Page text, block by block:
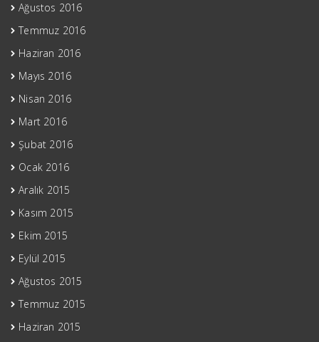
Ağustos 2016
Temmuz 2016
Haziran 2016
Mayıs 2016
Nisan 2016
Mart 2016
Şubat 2016
Ocak 2016
Aralık 2015
Kasım 2015
Ekim 2015
Eylül 2015
Ağustos 2015
Temmuz 2015
Haziran 2015